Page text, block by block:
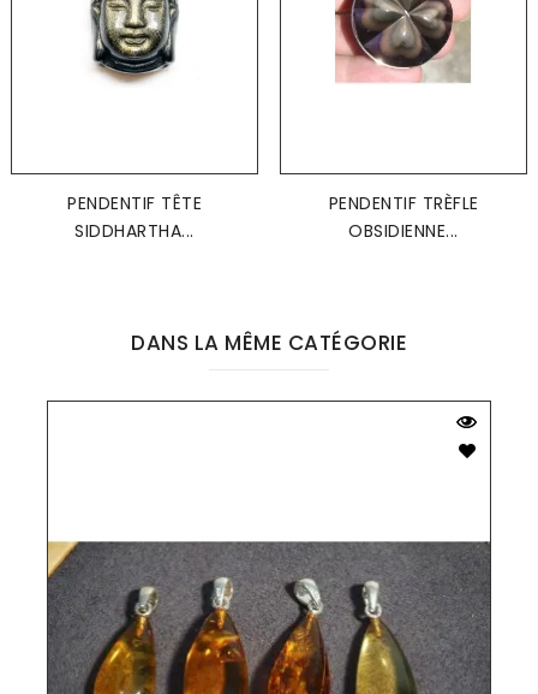
PENDENTIF TÊTE
SIDDHARTHA...
PENDENTIF TRÈFLE
OBSIDIENNE...
DANS LA MÊME CATÉGORIE